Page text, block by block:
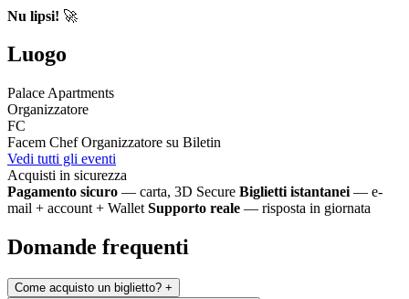
Nu lipsi! 🚀
Luogo
Palace Apartments
Organizzatore
FC
Facem Chef Organizzatore su Biletin
Vedi tutti gli eventi
Acquisti in sicurezza
Pagamento sicuro — carta, 3D Secure Biglietti istantanei — e-
mail + account + Wallet Supporto reale — risposta in giornata
Domande frequenti
Come acquisto un biglietto? +